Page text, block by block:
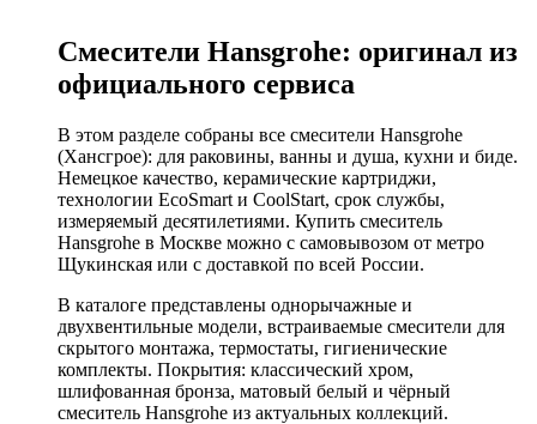
Смесители Hansgrohe: оригинал из
официального сервиса
В этом разделе собраны все смесители Hansgrohe
(Хансгрое): для раковины, ванны и душа, кухни и биде.
Немецкое качество, керамические картриджи,
технологии EcoSmart и CoolStart, срок службы,
измеряемый десятилетиями. Купить смеситель
Hansgrohe в Москве можно с самовывозом от метро
Щукинская или с доставкой по всей России.
В каталоге представлены однорычажные и
двухвентильные модели, встраиваемые смесители для
скрытого монтажа, термостаты, гигиенические
комплекты. Покрытия: классический хром,
шлифованная бронза, матовый белый и чёрный
смеситель Hansgrohe из актуальных коллекций.